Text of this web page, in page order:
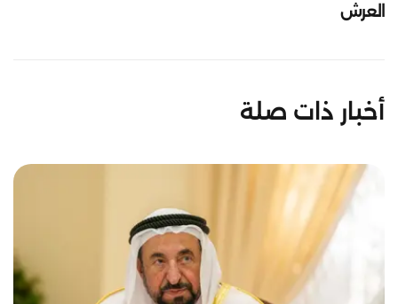
العرش
أخبار ذات صلة